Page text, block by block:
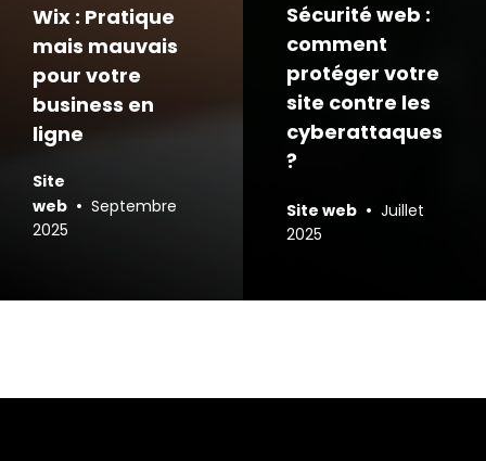
Wix : Pratique
mais mauvais
pour votre
business en
ligne
Site
web • Septembre
2025
Sécurité web :
comment
protéger votre
site contre les
cyberattaques
?
Site web • Juillet
2025